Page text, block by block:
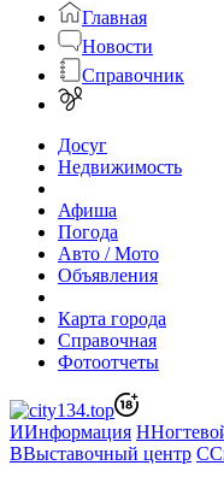
Главная
Новости
Справочник
Досуг
Недвижимость
Афиша
Погода
Авто / Мото
Объявления
Карта города
Справочная
Фотоотчеты
ИИнформация Н
ВВыставочный центр С